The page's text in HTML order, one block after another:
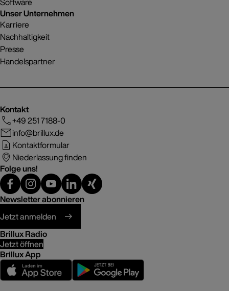
Unser Unternehmen
Karriere
Nachhaltigkeit
Presse
Handelspartner
Kontakt
+49 251 7188-0
info@brillux.de
Kontaktformular
Niederlassung finden
Folge uns!
Newsletter abonnieren
Jetzt anmelden
Brillux Radio
Jetzt öffnen
Brillux App